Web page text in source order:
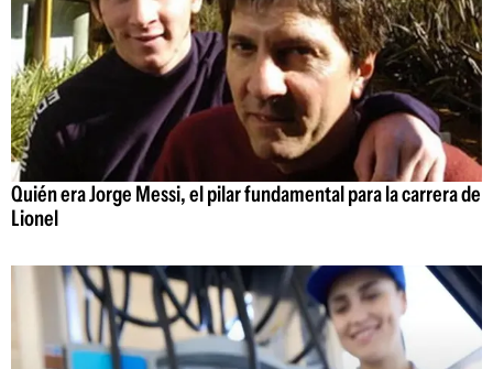
Quién era Jorge Messi, el pilar fundamental para la carrera de
Lionel